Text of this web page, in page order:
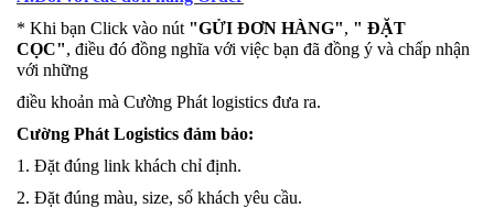
* Khi bạn Click vào nút "GỬI ĐƠN HÀNG", " ĐẶT
CỌC", điều đó đồng nghĩa với việc bạn đã đồng ý và chấp nhận
với những
điều khoản mà Cường Phát logistics đưa ra.
Cường Phát Logistics đảm bảo:
1. Đặt đúng link khách chỉ định.
2. Đặt đúng màu, size, số khách yêu cầu.